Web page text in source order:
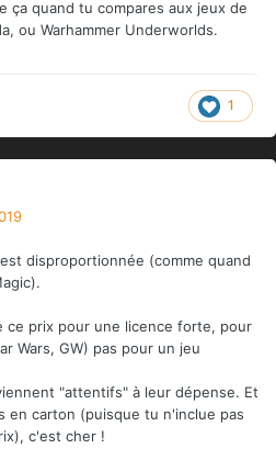
ça quand tu compares aux jeux de
ou Warhammer Underworlds.
1
disproportionnée (comme quand
ce prix pour une licence forte, pour
Wars, GW) pas pour un jeu
"attentifs" à leur dépense. Et
en carton (puisque tu n'inclue pas
c'est cher !